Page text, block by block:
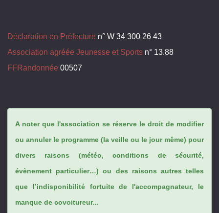
Déclaration en Préfecture n° W 34 300 26 43
Association agréée Jeunesse et Sports n° 13.88
FFRandonnée 00507
A noter que l'association se réserve le droit de modifier
ou annuler le programme (la veille ou le jour même) pour
divers raisons (météo, conditions de sécurité,
évènement particulier…) ou des raisons autres telles
que l’indisponibilité fortuite de l'accompagnateur, le
manque de covoitureur...